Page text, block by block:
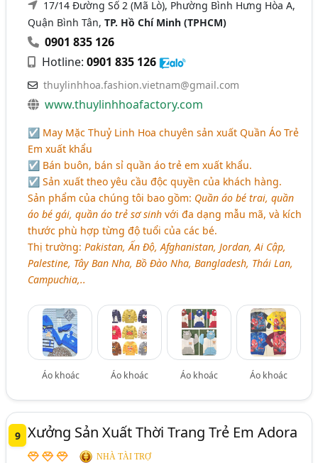
17/14 Đường Số 2 (Mã Lò), Phường Bình Hưng Hòa A,
Quận Bình Tân,TP. Hồ Chí Minh (TPHCM)
0901 835 126
Hotline:0901 835 126
thuylinhhoa.fashion.vietnam@gmail.com
www.thuylinhhoafactory.com
☑ May Mặc Thuỷ Linh Hoa chuyên sản xuất Quần Áo Trẻ
Em xuất khẩu
☑ Bán buôn, bán sỉ quần áo trẻ em xuất khẩu.
☑ Sản xuất theo yêu cầu độc quyền của khách hàng.
Sản phẩm của chúng tôi bao gồm: Quần áo bé trai, quần
áo bé gái, quần áo trẻ sơ sinh với đa dạng mẫu mã, và kích
thước phù hợp từng độ tuổi của các bé.
Thị trường:Pakistan, Ấn Độ, Afghanistan, Jordan, Ai Cập,
Palestine, Tây Ban Nha, Bồ Đào Nha, Bangladesh, Thái Lan,
Campuchia,..
Áo khoác Áo khoác Áo khoác Áo khoác
9 Xưởng Sản Xuất Thời Trang Trẻ Em Adora
NHÀ TÀI TRỢ